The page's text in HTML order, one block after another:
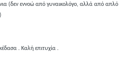
(δεν εννοώ από γυναικολόγο, αλλά από απλό
. Καλή επιτυχία .